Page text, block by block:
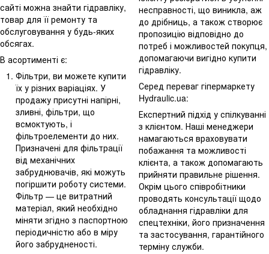
сайті можна знайти гідравліку,
товар для її ремонту та
обслуговування у будь-яких
обсягах.
В асортименті є:
Фільтри, ви можете купити
їх у різних варіаціях. У
продажу присутні напірні,
зливні, фільтри, що
всмоктують, і
фільтроелементи до них.
Призначені для фільтрації
від механічних
забруднювачів, які можуть
погіршити роботу системи.
Фільтр — це витратний
матеріал, який необхідно
міняти згідно з паспортною
періодичністю або в міру
його забрудненості.
несправності, що виникла, аж
до дрібниць, а також створює
пропозицію відповідно до
потреб і можливостей покупця,
допомагаючи вигідно купити
гідравліку.
Серед переваг гіпермаркету
Hydraulic.ua:
Експертний підхід у спілкуванні
з клієнтом. Наші менеджери
намагаються враховувати
побажання та можливості
клієнта, а також допомагають
прийняти правильне рішення.
Окрім цього співробітники
проводять консультації щодо
обладнання гідравліки для
спецтехніки, його призначення
та застосування, гарантійного
терміну служби.